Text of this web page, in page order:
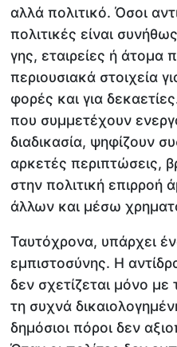
αλλά πολιτικό. Όσοι
πολιτικές είναι συνήθως
γης, εταιρείες ή άτομα
περιουσιακά στοιχεία
φορές και για
που συμμετέχουν
διαδικασία, ψηφίζουν
αρκετές περιπτώσεις,
στην πολιτική επιρροή
άλλων και μέσω
Ταυτόχρονα, υπάρχει
εμπιστοσύνης. Η
δεν σχετίζεται μόνο
τη συχνά
δημόσιοι πόροι δεν